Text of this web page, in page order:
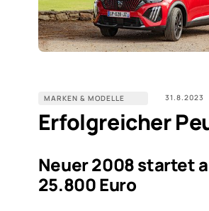
MARKEN & MODELLE 31.8.2023
Erfolgreicher
Neuer 2008 startet
25.800 Euro